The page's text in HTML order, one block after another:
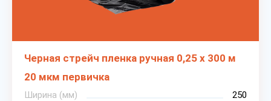
Черная стрейч пленка ручная 0,25 х 300 м
20 мкм первичка
Ширина (мм)
250